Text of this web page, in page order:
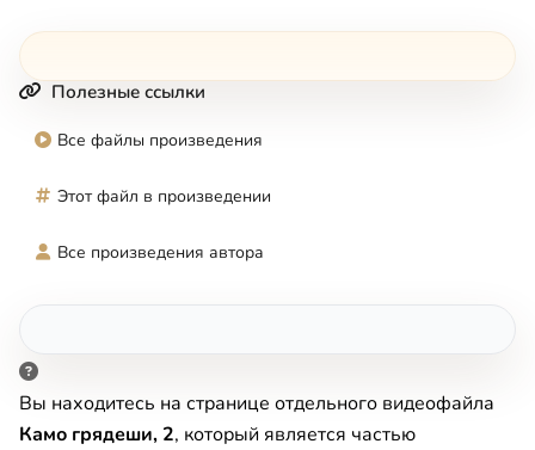
Полезные ссылки
Все файлы произведения
Этот файл в произведении
Все произведения автора
Вы находитесь на странице отдельного видеофайла
Камо грядеши, 2, который является частью